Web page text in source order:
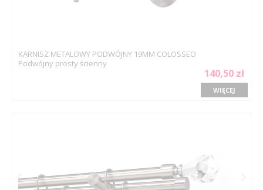
KARNISZ METALOWY PODWÓJNY 19MM COLOSSEO
Podwójny prosty ścienny
140,50 zł
WIĘCEJ